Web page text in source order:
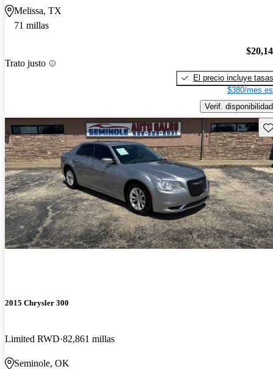
Melissa, TX
71 millas
Trato justo
El precio incluye tasas
$380/mes
Verif. disponibilidad
2015 Chrysler 300
Limited RWD 82,861 millas
Seminole, OK